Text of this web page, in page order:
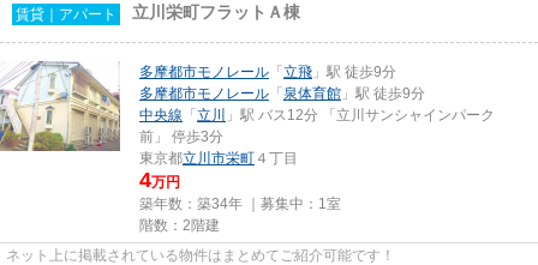
賃貸｜アパート 立川栄町フラットＡ棟
多摩都市モノレール 「立飛 」駅 徒歩9分
多摩都市モノレール 「泉体育館 」駅 徒歩9分
中央線 「立川
」駅 バス12分 「立川サンシャインパーク
前」 停歩3分
東京都立川市栄町 ４丁目
4万円
築年数：築34年 ｜募集中： 1室
階数：2階建
ネット上に掲載されている物件はまとめてご紹介可能です！